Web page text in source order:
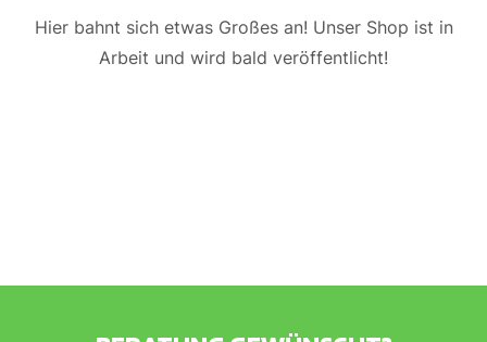
Hier bahnt sich etwas Großes an! Unser Shop ist in
Arbeit und wird bald veröffentlicht!